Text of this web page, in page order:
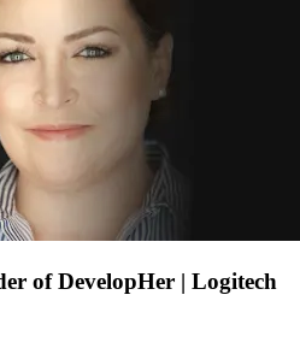
of DevelopHer | Logitech